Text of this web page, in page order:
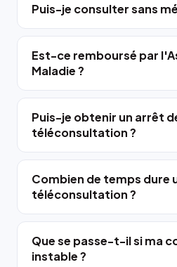
Puis-je consulter sans
Est-ce remboursé par
Maladie ?
Puis-je obtenir un arrêt
téléconsultation ?
Combien de temps dure
téléconsultation ?
Que se passe-t-il si ma
instable ?